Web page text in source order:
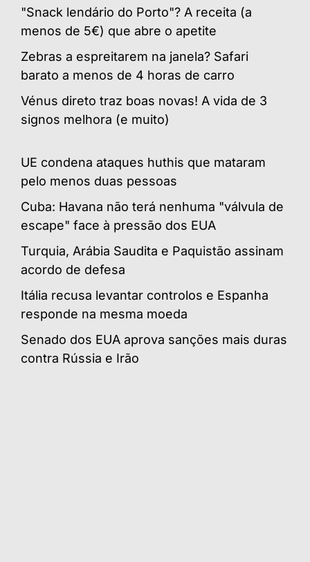
"Snack lendário do Porto"? A receita (a
menos de 5€) que abre o apetite
Zebras a espreitarem na janela? Safari
barato a menos de 4 horas de carro
Vénus direto traz boas novas! A vida de 3
signos melhora (e muito)
UE condena ataques huthis que mataram
pelo menos duas pessoas
Cuba: Havana não terá nenhuma "válvula de
escape" face à pressão dos EUA
Turquia, Arábia Saudita e Paquistão assinam
acordo de defesa
Itália recusa levantar controlos e Espanha
responde na mesma moeda
Senado dos EUA aprova sanções mais duras
contra Rússia e Irão